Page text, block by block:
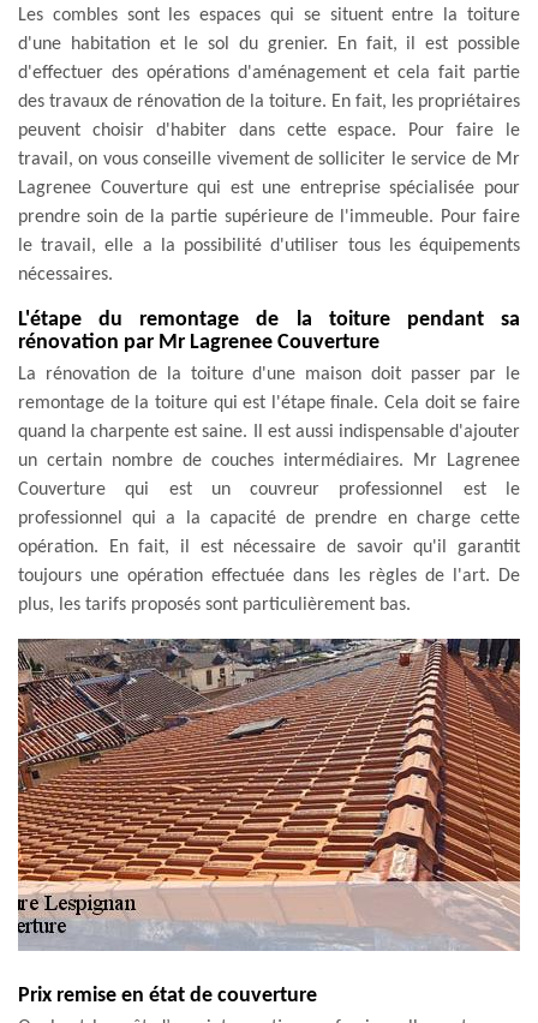
Les combles sont les espaces qui se situent entre la toiture
d'une habitation et le sol du grenier. En fait, il est possible
d'effectuer des opérations d'aménagement et cela fait partie
des travaux de rénovation de la toiture. En fait, les propriétaires
peuvent choisir d'habiter dans cette espace. Pour faire le
travail, on vous conseille vivement de solliciter le service de Mr
Lagrenee Couverture qui est une entreprise spécialisée pour
prendre soin de la partie supérieure de l'immeuble. Pour faire
le travail, elle a la possibilité d'utiliser tous les équipements
nécessaires.
L'étape du remontage de la toiture pendant sa
rénovation par Mr Lagrenee Couverture
La rénovation de la toiture d'une maison doit passer par le
remontage de la toiture qui est l'étape finale. Cela doit se faire
quand la charpente est saine. Il est aussi indispensable d'ajouter
un certain nombre de couches intermédiaires. Mr Lagrenee
Couverture qui est un couvreur professionnel est le
professionnel qui a la capacité de prendre en charge cette
opération. En fait, il est nécessaire de savoir qu'il garantit
toujours une opération effectuée dans les règles de l'art. De
plus, les tarifs proposés sont particulièrement bas.
Prix remise en état de couverture